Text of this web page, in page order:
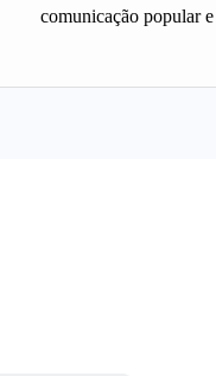
comunicação popular
Assembleia